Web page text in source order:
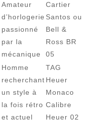
Amateur
d’horlogerie
passionné
par la
mécanique
Cartier
Santos ou
Bell &
Ross BR
05
Homme
recherchant
un style à
la fois rétro
et actuel
TAG
Heuer
Monaco
Calibre
Heuer 02